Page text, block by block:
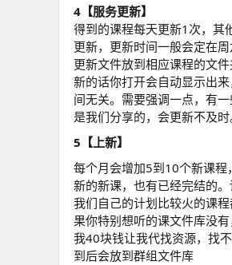
4【服务更新】
得到的课程每天更新1次，其
更新，更新时间一般会定在
更新文件放到相应课程的文
新的话你打开会自动显示出
间无关。需要强调一点，有
是我们分享的，会更新不及时
5【上新】
每个月会增加5到10个新课程
新的新课，也有已经完结的
我们自己的计划比较火的课
果你特别想听的课文件库没
我40块钱让我代找资源，找
到后会放到群组文件库